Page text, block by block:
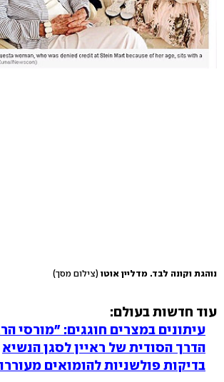
נוהגת וקונה לבד. מדליין אוטו (צילום מסך)
עוד חדשות בעולם:
עיתונים במצרים חוגגים: "מורסי
הדרך הסודית של ראיין לסגן הנשיא
בדיקות פולשניות להומואים